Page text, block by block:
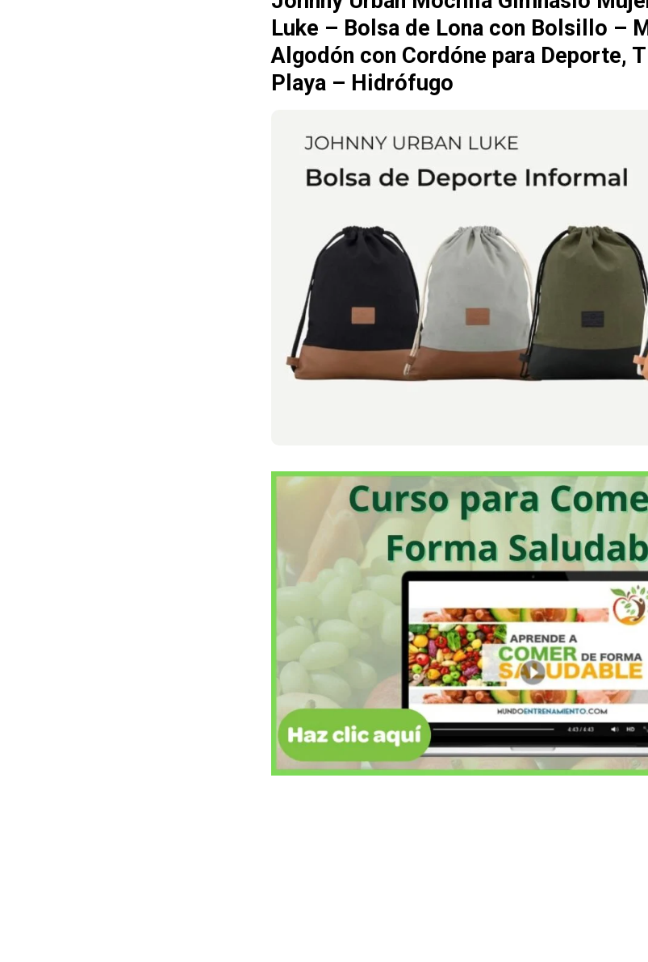
Luke – Bolsa de Lona con Bolsillo –
Algodón con Cordóne para Deporte,
Playa – Hidrófugo